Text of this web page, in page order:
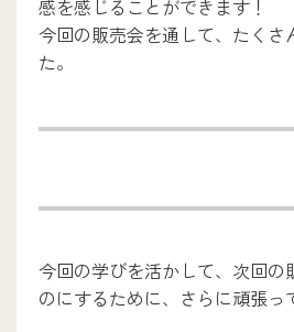
感を感じることができます！
今回の販売会を通して、たくさ
た。
今回の学びを活かして、次回の
のにするために、さらに頑張っ